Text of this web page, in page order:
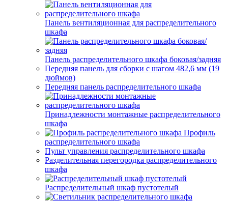
Панель вентиляционная для распределительного
шкафа
Панель распределительного шкафа боковая/задняя
Передняя панель для сборки с шагом 482,6 мм (19
дюймов)
Передняя панель распределительного шкафа
Принадлежности монтажные распределительного
шкафа
Профиль
распределительного шкафа
Пульт управления распределительного шкафа
Разделительная перегородка распределительного
шкафа
Распределительный шкаф пустотелый